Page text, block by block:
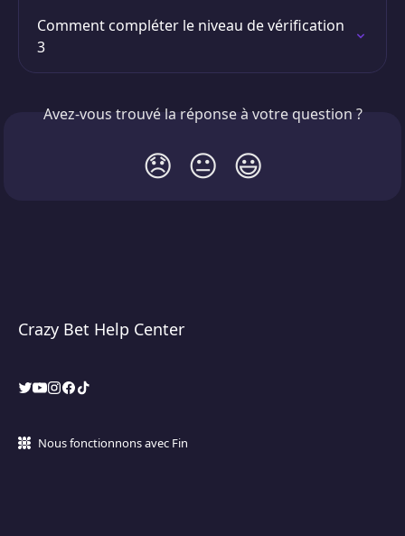
Comment compléter le niveau de vérification
3
Avez-vous trouvé la réponse à votre question ?
😞 😐 😃
Crazy Bet Help Center
Nous fonctionnons avec Fin